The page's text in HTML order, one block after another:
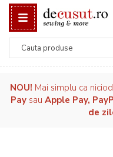
NOU! Mai simplu ca
Pay sau Apple Pay,
de